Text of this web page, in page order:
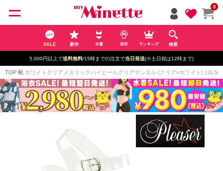
0
SALE 新作 水着 浴衣 ランキング 検索
5,000円以上で送料無料/15時までの注文で当日発送(※土日祝は12時まで)
TOP 靴 ホワイトクリアメタリックハイヒールクリアサンダル (クリア×ホワイト)
ペー
ジト
ップ